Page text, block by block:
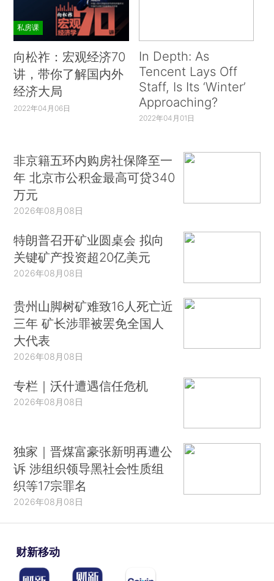
私房课
向松祚：宏观经济70
讲，带你了解国内外
经济大局
2022年04月06日
In Depth: As
Tencent Lays Off
Staff, Is Its ‘Winter’
Approaching?
2022年04月01日
非京籍五环内购房社保降至一
年 北京市公积金最高可贷340
万元
2026年08月08日
特朗普召开矿业圆桌会 拟向
关键矿产投资超20亿美元
2026年08月08日
贵州山脚树矿难致16人死亡近
三年 矿长涉罪被罢免全国人
大代表
2026年08月08日
专栏｜沃什遭遇信任危机
2026年08月08日
独家｜晋煤富豪张新明再遭公
诉 涉组织领导黑社会性质组
织等17宗罪名
2026年08月08日
财新移动